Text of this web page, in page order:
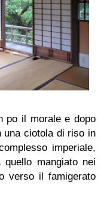
po il morale e dopo
una ciotola di riso in
imperiale,
mangiato nei
verso il famigerato